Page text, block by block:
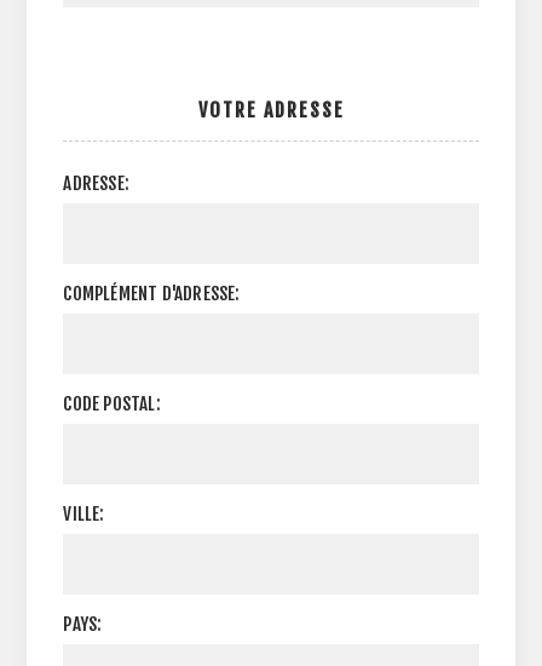
VOTRE ADRESSE
ADRESSE:
COMPLÉMENT D'ADRESSE:
CODE POSTAL:
VILLE:
PAYS: